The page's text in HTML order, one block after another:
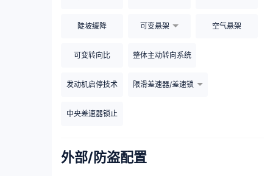
陡坡缓降 可变悬架 空气悬架
可变转向比 整体主动转向系统
发动机启停技术 限滑差速器/差速锁
中央差速器锁止
外部/防盗配置